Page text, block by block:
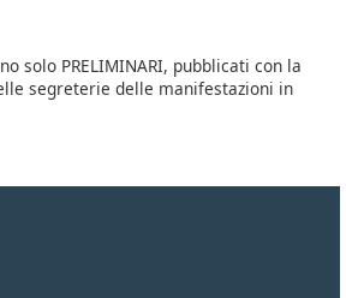
solo PRELIMINARI, pubblicati con la
segreterie delle manifestazioni in